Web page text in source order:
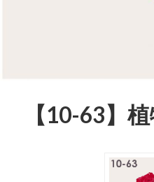
【10-63】